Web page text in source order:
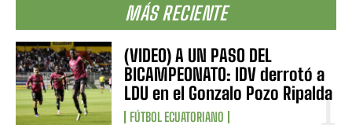
MÁS RECIENTE
(VIDEO) A UN PASO DEL
BICAMPEONATO: IDV derrotó a
LDU en el Gonzalo Pozo Ripalda
FÚTBOL ECUATORIANO